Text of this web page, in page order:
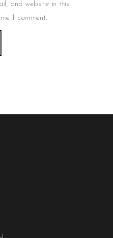
and website in this
I comment.